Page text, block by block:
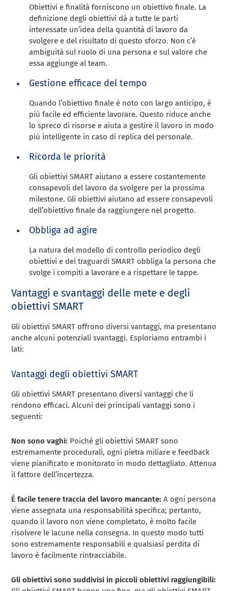
Obiettivi e finalità forniscono un obiettivo finale. La
definizione degli obiettivi dà a tutte le parti
interessate un’idea della quantità di lavoro da
svolgere e del risultato di questo sforzo. Non c’è
ambiguità sul ruolo di una persona e sul valore che
essa aggiunge al team.
Gestione efficace del tempo
Quando l’obiettivo finale è noto con largo anticipo, è
più facile ed efficiente lavorare. Questo riduce anche
lo spreco di risorse e aiuta a gestire il lavoro in modo
più intelligente in caso di replica del personale.
Ricorda le priorità
Gli obiettivi SMART aiutano a essere costantemente
consapevoli del lavoro da svolgere per la prossima
milestone. Gli obiettivi aiutano ad essere consapevoli
dell’obiettivo finale da raggiungere nel progetto.
Obbliga ad agire
La natura del modello di controllo periodico degli
obiettivi e dei traguardi SMART obbliga la persona che
svolge i compiti a lavorare e a rispettare le tappe.
Vantaggi e svantaggi delle mete e degli
obiettivi SMART
Gli obiettivi SMART offrono diversi vantaggi, ma presentano
anche alcuni potenziali svantaggi. Esploriamo entrambi i
lati:
Vantaggi degli obiettivi SMART
Gli obiettivi SMART presentano diversi vantaggi che li
rendono efficaci. Alcuni dei principali vantaggi sono i
seguenti:
Non sono vaghi: Poiché gli obiettivi SMART sono
estremamente procedurali, ogni pietra miliare e feedback
viene pianificato e monitorato in modo dettagliato. Attenua
il fattore dell’incertezza.
È facile tenere traccia del lavoro mancante: A ogni persona
viene assegnata una responsabilità specifica; pertanto,
quando il lavoro non viene completato, è molto facile
risolvere le lacune nella consegna. In questo modo tutti
sono estremamente responsabili e qualsiasi perdita di
lavoro è facilmente rintracciabile.
Gli obiettivi sono suddivisi in piccoli obiettivi raggiungibili: